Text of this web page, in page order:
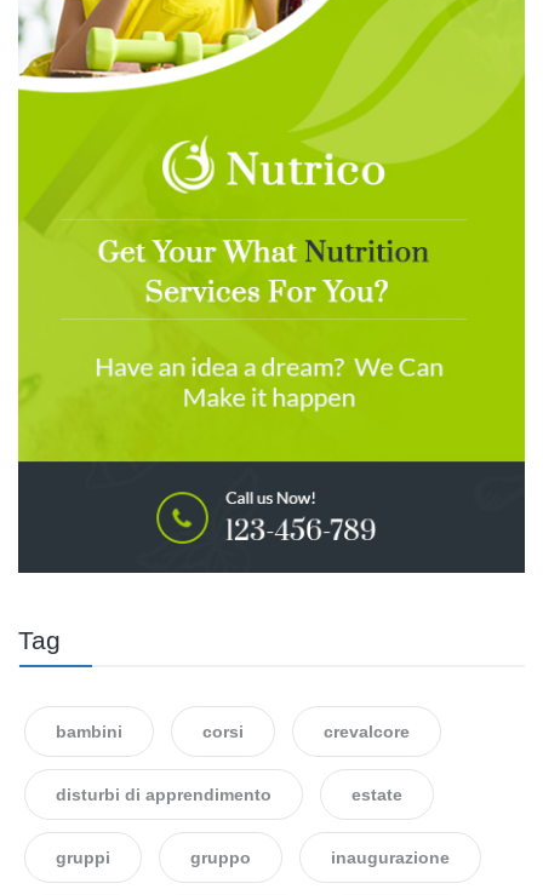
Tag
bambini corsi crevalcore
disturbi di apprendimento estate
gruppi gruppo inaugurazione